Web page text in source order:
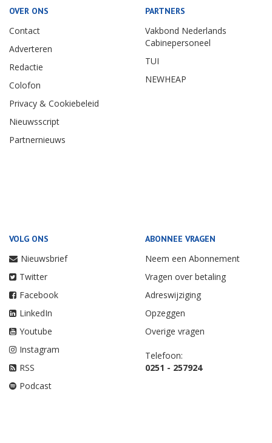
OVER ONS
Contact
Adverteren
Redactie
Colofon
Privacy & Cookiebeleid
Nieuwsscript
Partnernieuws
PARTNERS
Vakbond Nederlands
Cabinepersoneel
TUI
NEWHEAP
VOLG ONS
Nieuwsbrief
Twitter
Facebook
LinkedIn
Youtube
Instagram
RSS
Podcast
ABONNEE VRAGEN
Neem een Abonnement
Vragen over betaling
Adreswijziging
Opzeggen
Overige vragen
Telefoon:
0251 - 257924